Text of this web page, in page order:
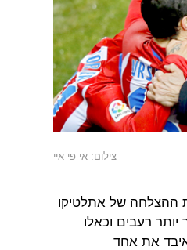
צילום: אי פי איי
ההצלחה של אתלטיקו
יותר רעבים וכאלו
את אחד